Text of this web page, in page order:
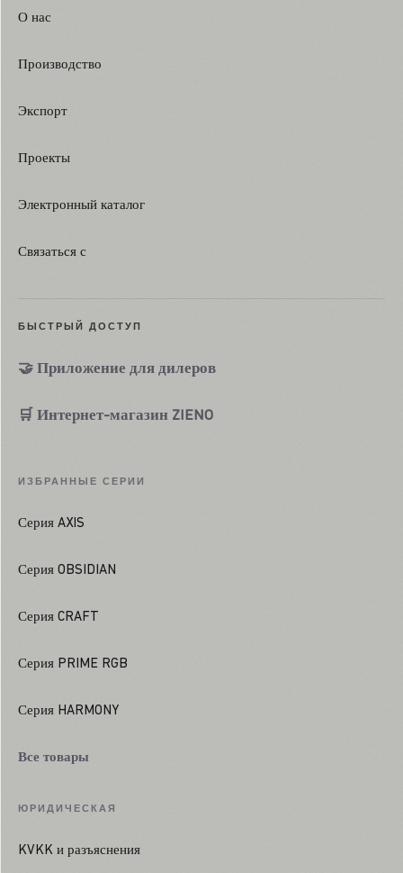
О нас
Производство
Экспорт
Проекты
Электронный каталог
Связаться с
БЫСТРЫЙ ДОСТУП
🤝 Приложение для дилеров
🛒 Интернет-магазин ZIENO
ИЗБРАННЫЕ СЕРИИ
Серия AXIS
Серия OBSIDIAN
Серия CRAFT
Серия PRIME RGB
Серия HARMONY
Все товары
ЮРИДИЧЕСКАЯ
KVKK и разъяснения